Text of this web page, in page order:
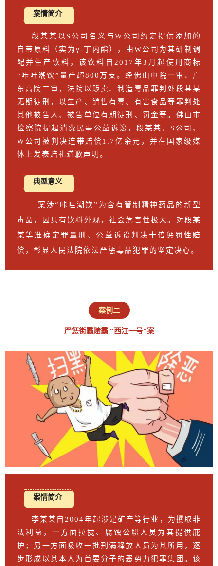
案情简介
段某某以S公司名义与W公司约定提供添加的
自带原料（实为γ-丁内酯），由W公司为其研制调
配并生产饮料，该饮料自2017年3月起使用商标
“咔哇潮饮”量产超800万支。经佛山中院一审、广
东高院二审，法院以贩卖、制造毒品罪判处段某某
无期徒刑，以生产、销售有毒、有害食品等罪判处
其他被告人、被告单位有期徒刑、罚金等。佛山市
检察院提起消费民事公益诉讼，段某某、S公司、
W公司被判决连带赔偿1.7亿余元，并在国家级媒
体上发表赔礼道歉声明。
典型意义
案涉“咔哇潮饮”为含有管制精神药品的新型
毒品，因具有饮料外观，社会危害性极大。对段某
某等准确定罪量刑、公益诉讼判决十倍惩罚性赔
偿，彰显人民法院依法严惩毒品犯罪的坚定决心。
案例二
严惩街霸赌霸 “西江一号”案
案情简介
李某某自2004年起涉足矿产等行业，为攫取非
法利益，一方面拉拢、腐蚀公职人员为其提供庇
护；另一方面吸收一批刑满释放人员为其所用，逐
步形成以其本人为首要分子的恶势力犯罪集团。该